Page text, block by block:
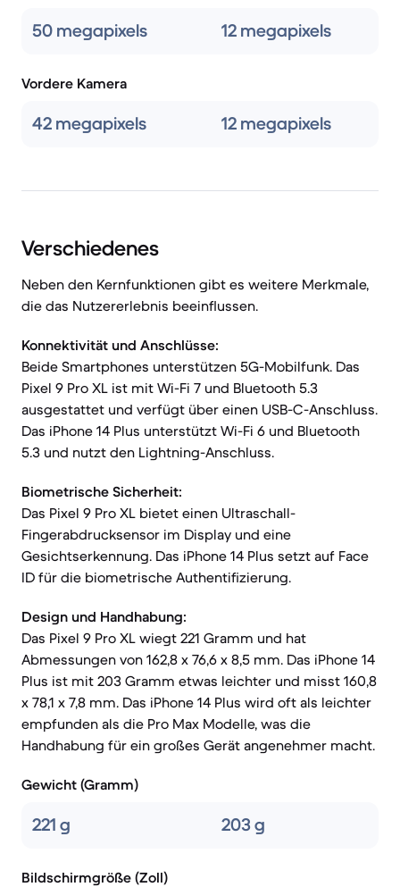
50 megapixels 12 megapixels
Vordere Kamera
42 megapixels 12 megapixels
Verschiedenes
Neben den Kernfunktionen gibt es weitere Merkmale,
die das Nutzererlebnis beeinflussen.
Konnektivität und Anschlüsse:
Beide Smartphones unterstützen 5G-Mobilfunk. Das
Pixel 9 Pro XL ist mit Wi-Fi 7 und Bluetooth 5.3
ausgestattet und verfügt über einen USB-C-Anschluss.
Das iPhone 14 Plus unterstützt Wi-Fi 6 und Bluetooth
5.3 und nutzt den Lightning-Anschluss.
Biometrische Sicherheit:
Das Pixel 9 Pro XL bietet einen Ultraschall-
Fingerabdrucksensor im Display und eine
Gesichtserkennung. Das iPhone 14 Plus setzt auf Face
ID für die biometrische Authentifizierung.
Design und Handhabung:
Das Pixel 9 Pro XL wiegt 221 Gramm und hat
Abmessungen von 162,8 x 76,6 x 8,5 mm. Das iPhone 14
Plus ist mit 203 Gramm etwas leichter und misst 160,8
x 78,1 x 7,8 mm. Das iPhone 14 Plus wird oft als leichter
empfunden als die Pro Max Modelle, was die
Handhabung für ein großes Gerät angenehmer macht.
Gewicht (Gramm)
221 g 203 g
Bildschirmgröße (Zoll)